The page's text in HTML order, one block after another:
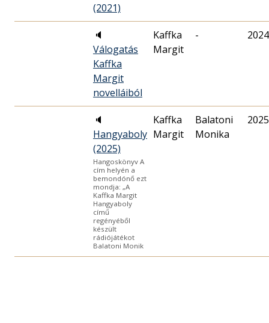
(2021)
🔈
Válogatás
Kaffka
Margit
novelláiból
Kaffka
Margit
-
🔈
Hangyaboly
(2025)
Hangoskönyv A
cím helyén a
bemondónő ezt
mondja: „A
Kaffka Margit
Hangyaboly
című
regényéből
készült
rádiójátékot
Balatoni Monik
Kaffka
Margit
Balatoni
Monika